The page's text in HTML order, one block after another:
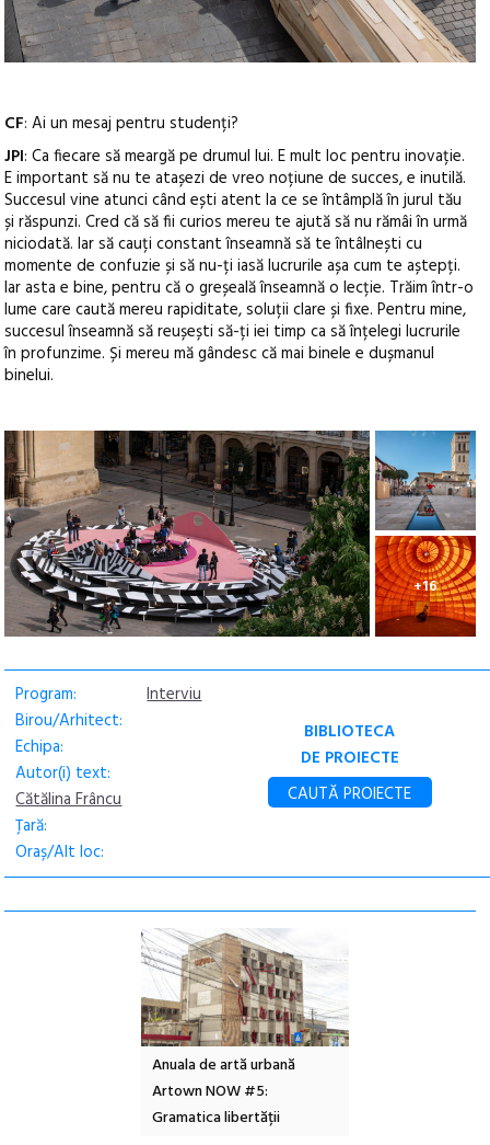
CF: Ai un mesaj pentru studenți?
JPI: Ca fiecare să meargă pe drumul lui. E mult loc pentru inovație.
E important să nu te atașezi de vreo noțiune de succes, e inutilă.
Succesul vine atunci când ești atent la ce se întâmplă în jurul tău
și răspunzi. Cred că să fii curios mereu te ajută să nu rămâi în urmă
niciodată. Iar să cauți constant înseamnă să te întâlnești cu
momente de confuzie și să nu-ți iasă lucrurile așa cum te aștepți.
Iar asta e bine, pentru că o greșeală înseamnă o lecție. Trăim într-o
lume care caută mereu rapiditate, soluții clare și fixe. Pentru mine,
succesul înseamnă să reușești să-ți iei timp ca să înțelegi lucrurile
în profunzime. Și mereu mă gândesc că mai binele e dușmanul
binelui.
+16
Program:
Interviu
Birou/Arhitect:
Echipa:
Autor(i) text:
Cătălina Frâncu
Țară:
Oraș/Alt loc:
BIBLIOTECA
DE PROIECTE
CAUTĂ PROIECTE
Anuala de artă urbană
Artown NOW #5:
Gramatica libertății